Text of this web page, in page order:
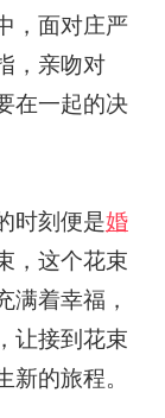
，面对庄严
，亲吻对
在一起的决
时刻便是婚
，这个花束
满着幸福，
让接到花束
的旅程。